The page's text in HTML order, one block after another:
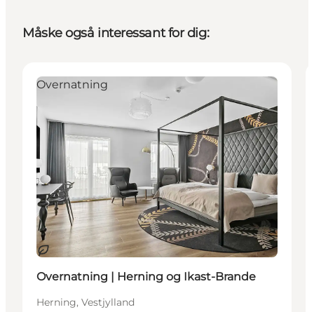
Måske også interessant for dig:
Bæredygtige oplevelser
Overnatning
Overnatning | Herning og Ikast-Brande
Herning, Vestjylland